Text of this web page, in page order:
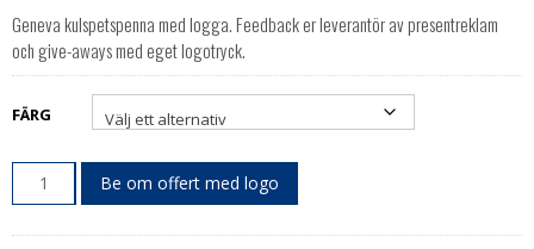
Geneva kulspetspenna med logga. Feedback er leverantör av presentreklam
och give-aways med eget logotryck.
FÄRG
Be om offert med logo